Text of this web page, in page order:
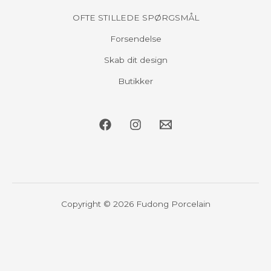
OFTE STILLEDE SPØRGSMÅL
Forsendelse
Skab dit design
Butikker
Copyright © 2026 Fudong Porcelain